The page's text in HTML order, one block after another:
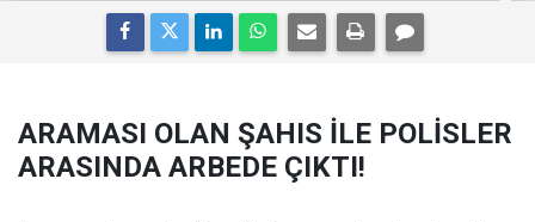
ARAMASI OLAN ŞAHIS İLE POLİSLER
ARASINDA ARBEDE ÇIKTI!